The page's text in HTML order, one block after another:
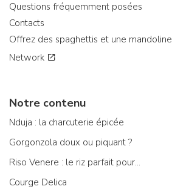
Questions fréquemment posées
Contacts
Offrez des spaghettis et une mandoline
Network
Notre contenu
Nduja : la charcuterie épicée
Gorgonzola doux ou piquant ?
Riso Venere : le riz parfait pour...
Courge Delica